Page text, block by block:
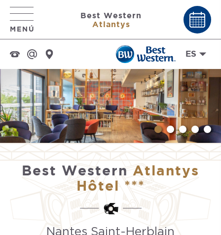
MENÚ
Best Western
Atlantys
ES
Best Western Atlantys
Hôtel ***
Nantes Saint-Herblain